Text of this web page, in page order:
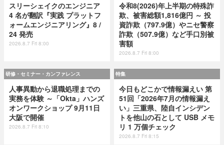
スリーシェイクのエンジニア
4 名が翻訳『実践 プラットフ
ォームエンジニアリング』8 /
24 発売
2026.8.7 Fri 8:00
令和8(2026)年上半期の特殊詐
欺、被害総額1,816億円 ～ 投
資詐欺（797.9億）やニセ警察
詐欺（507.9億）など手口別被
害額
2026.8.7 Fri 8:00
研修・セミナー・カンファレンス
人事異動から退職処理までの
実務を体験 ～「Okta」ハンズ
オンワークショップ 9月11日
大阪で開催
2026.8.7 Fri 8:10
特集
今日もどこかで情報漏えい 第
51回「2026年7月の情報漏え
い」三重県、陸自インシデン
トを他山の石として USB メモ
リ 1 万個チェック
2026.8.7 Fri 8:15